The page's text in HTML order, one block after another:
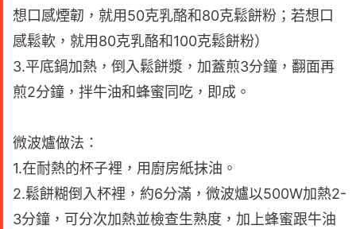
想口感煙韌，就用50克乳酪和80克鬆餅粉；若想口
感鬆軟，就用80克乳酪和100克鬆餅粉）
3.平底鍋加熱，倒入鬆餅漿，加蓋煎3分鐘，翻面再
煎2分鐘，拌牛油和蜂蜜同吃，即成。
微波爐做法：
1.在耐熱的杯子裡，用廚房紙抹油。
2.鬆餅糊倒入杯裡，約6分滿，微波爐以500W加熱2-
3分鐘，可分次加熱並檢查生熟度，加上蜂蜜跟牛油